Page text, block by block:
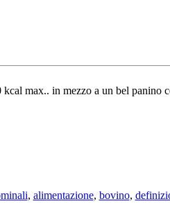
max.. in mezzo a un bel panino
, alimentazione, bovino,